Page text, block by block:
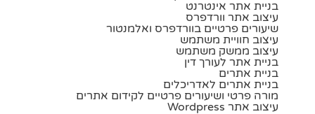
בניית אתר אינטרנט
עיצוב אתר וורדפרס
שיעורים פרטיים בוורדפרס ואלמנטור
עיצוב חוויית משתמש
עיצוב ממשק משתמש
בניית אתר לעורך דין
בניית אתרים
בניית אתרים לאדריכלים
מורה פרטי ושיעורים פרטיים לקידום אתרים
עיצוב אתר Wordpress